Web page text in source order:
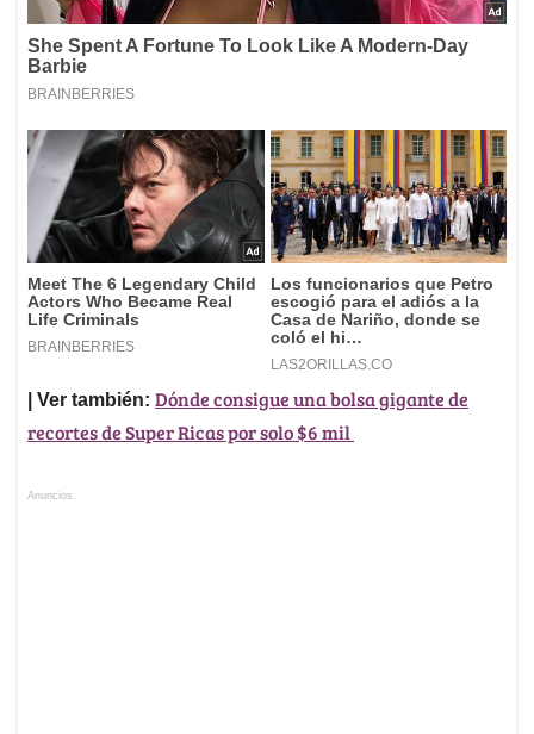
| Ver también: Dónde consigue una bolsa gigante de
recortes de Super Ricas por solo $6 mil
Anuncios.